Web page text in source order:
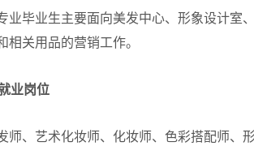
毕业生主要面向美发中心、形象设计室
相关用品的营销工作。
业岗位
、艺术化妆师、化妆师、色彩搭配师、